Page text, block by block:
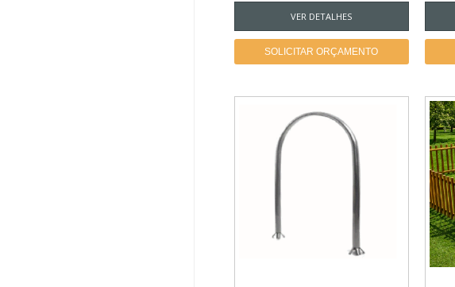
VER DETALHES
SOLICITAR ORÇAMENTO